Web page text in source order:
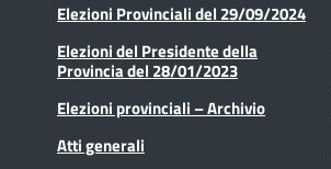
Elezioni Provinciali del 29/09/2024
Elezioni del Presidente della
Provincia del 28/01/2023
Elezioni provinciali – Archivio
Atti generali